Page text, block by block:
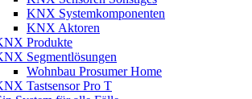
KNX Systemkomponenten
KNX Aktoren
Produkte
Segmentlösungen
Wohnbau Prosumer Home
Tastsensor Pro T